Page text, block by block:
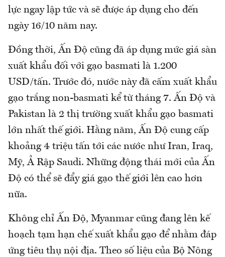
lực ngay lập tức và sẽ được áp dụng cho đến
ngày 16/10 năm nay.
Đồng thời, Ấn Độ cũng đã áp dụng mức giá sàn
xuất khẩu đối với gạo basmati là 1.200
USD/tấn. Trước đó, nước này đã cấm xuất khẩu
gạo trắng non-basmati kể từ tháng 7. Ấn Độ và
Pakistan là 2 thị trường xuất khẩu gạo basmati
lớn nhất thế giới. Hằng năm, Ấn Độ cung cấp
khoảng 4 triệu tấn tới các nước như Iran, Iraq,
Mỹ, Ả Rập Saudi. Những động thái mới của Ấn
Độ có thể sẽ đẩy giá gạo thế giới lên cao hơn
nữa.
Không chỉ Ấn Độ, Myanmar cũng đang lên kế
hoạch tạm hạn chế xuất khẩu gạo để nhằm đáp
ứng tiêu thụ nội địa. Theo số liệu của Bộ Nông